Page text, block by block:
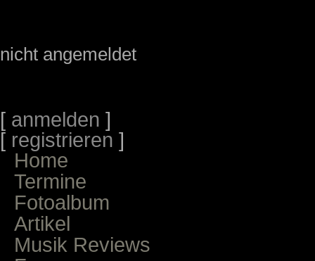
nicht angemeldet
[ anmelden ]
[ registrieren ]
Home
Termine
Fotoalbum
Artikel
Musik Reviews